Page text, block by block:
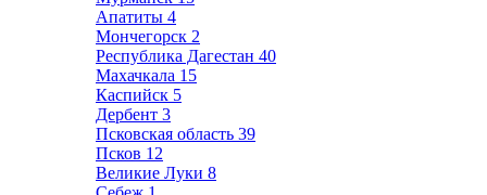
Апатиты 4
Мончегорск 2
Республика Дагестан 40
Махачкала 15
Каспийск 5
Дербент 3
Псковская область 39
Псков 12
Великие Луки 8